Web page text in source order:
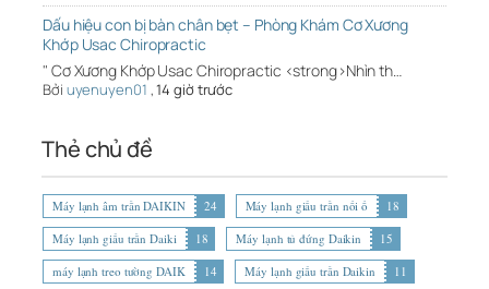
Dấu hiệu con bị bàn chân bẹt – Phòng Khám Cơ Xương
Khớp Usac Chiropractic
" Cơ Xương Khớp Usac Chiropractic <strong>Nhìn th…
Bởi uyenuyen01 ,14 giờ trước
Thẻ chủ đề
Máy lạnh âm trần DAIKIN 24 Máy lạnh giấu trần nối ố
18
Máy lạnh giấu trần Daiki
18 Máy lạnh tủ đứng Daikin
15
máy lạnh treo tường DAIK
14 Máy lạnh giấu trần Daikin
11